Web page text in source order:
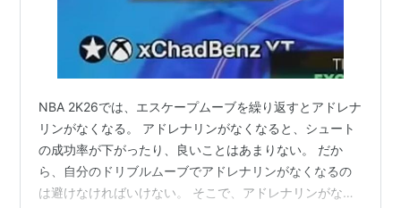
NBA 2K26では、エスケープムーブを繰り返すとアドレナ
リンがなくなる。 アドレナリンがなくなると、シュート
の成功率が下がったり、良いことはあまりない。 だか
ら、自分のドリブルムーブでアドレナリンがなくなるの
は避けなければいけない。 そこで、アドレナリンがなく